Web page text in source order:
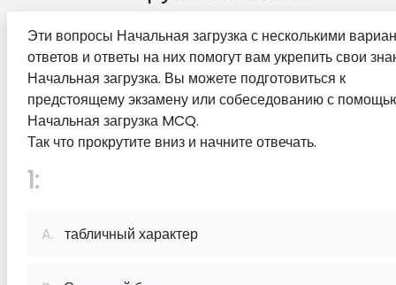
Эти вопросы Начальная загрузка с несколькими
ответов и ответы на них помогут вам укрепить свои
Начальная загрузка. Вы можете подготовиться к
предстоящему экзамену или собеседованию с
Начальная загрузка MCQ.
Так что прокрутите вниз и начните отвечать.
1:
A. табличный характер